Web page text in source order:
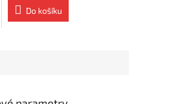
Do košíku